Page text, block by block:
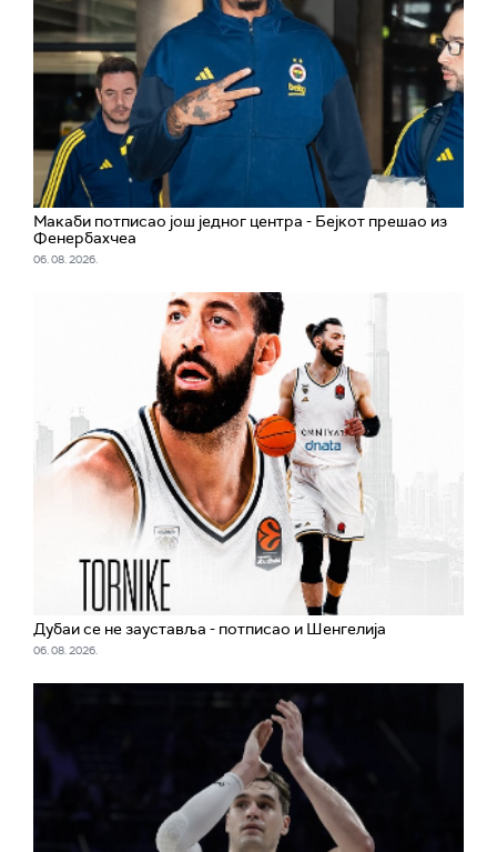
Макаби потписао још једног центра - Бејкот прешао из
Фенербахчеа
06. 08. 2026.
Дубаи се не зауставља - потписао и Шенгелија
06. 08. 2026.